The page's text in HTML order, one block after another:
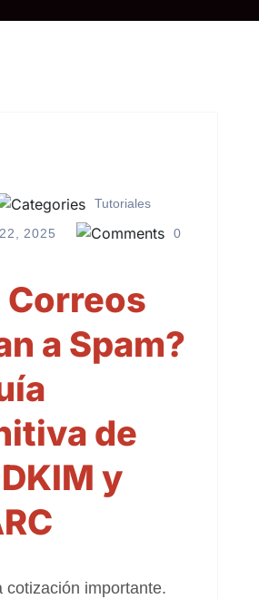
Tutoriales
2025 0
Correos
a Spam?
de
y
cotización importante.